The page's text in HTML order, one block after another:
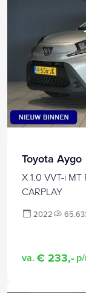
Toyota Aygo
X 1.0 VVT-i MT
CARPLAY
2022
va. € 233,-